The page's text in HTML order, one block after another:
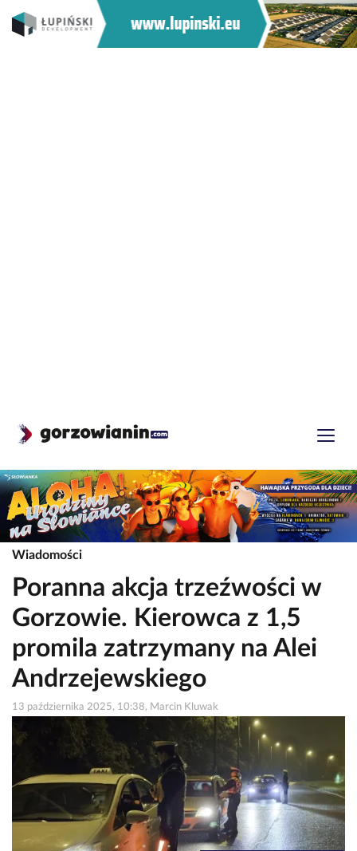
Wiadomości
Poranna akcja trzeźwości w
Gorzowie. Kierowca z 1,5
promila zatrzymany na Alei
Andrzejewskiego
13 października 2025, 10:38, Marcin Kluwak